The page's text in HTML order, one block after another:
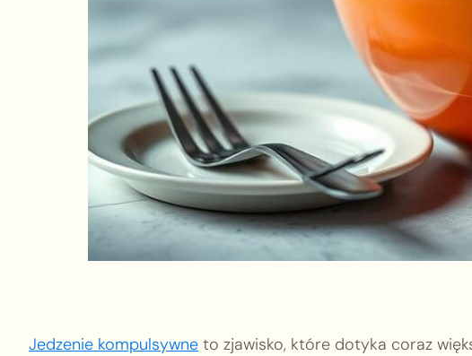
Jedzenie kompulsywne to zjawisko, które dotyka coraz